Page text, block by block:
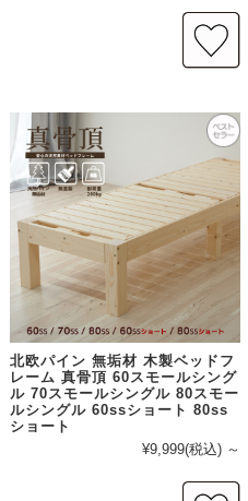
北欧パイン 無垢材 木製ベッドフ
レーム 真骨頂 60スモールシング
ル 70スモールシングル 80スモー
ルシングル 60ssショート 80ss
ショート
¥9,999(税込) ～